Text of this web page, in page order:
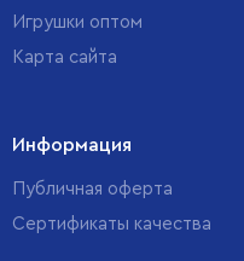
Игрушки оптом
Карта сайта
Информация
Публичная оферта
Сертификаты качества